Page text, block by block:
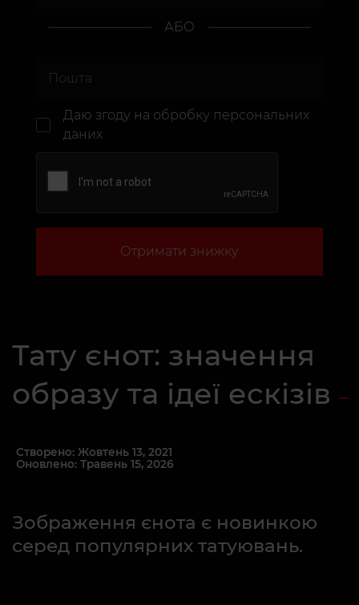
АБО
Даю згоду на обробку персональних
даних
Отримати знижку
Тату єнот: значення
образу та ідеї ескізів
Створено: Жовтень 13, 2021
Оновлено: Травень 15, 2026
Зображення єнота є новинкою
серед популярних татуювань.